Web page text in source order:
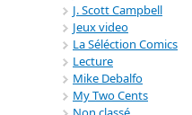
J. Scott Campbell
Jeux video
La Séléction Comics
Lecture
Mike Debalfo
My Two Cents